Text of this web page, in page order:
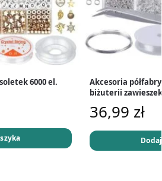
6000 el.
Akcesoria
biżuterii
36,99 zł